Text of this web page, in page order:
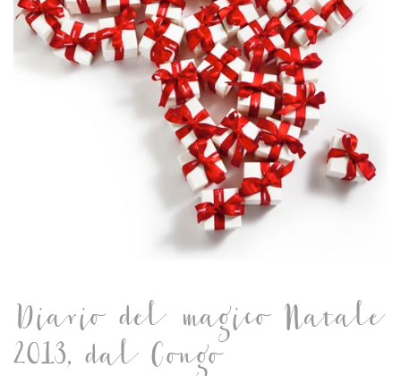
Diario del magico Natale
2013, dal Congo